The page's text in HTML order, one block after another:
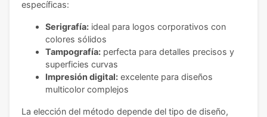
específicas:
Serigrafía: ideal para logos corporativos con
colores sólidos
Tampografía: perfecta para detalles precisos y
superficies curvas
Impresión digital: excelente para diseños
multicolor complejos
La elección del método depende del tipo de diseño,